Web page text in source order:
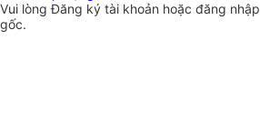
Vui lòngĐăng ký tài khoản hoặc đăng nhập
gốc.